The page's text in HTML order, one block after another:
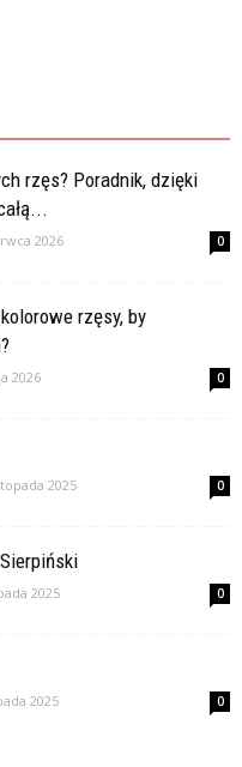
rzęs? Poradnik, dzięki
2026 0
rzęsy, by
2026 0
2025 0
2025 0
2025 0